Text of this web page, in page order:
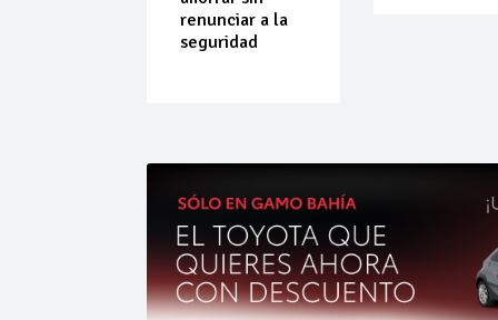
renunciar a la
seguridad